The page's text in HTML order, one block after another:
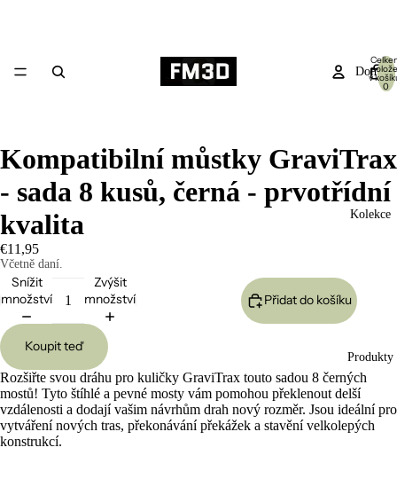
Domů
Kolekce
Produkty
v
0
Otevřít
Kompatibilní můstky GraviTrax
- sada 8 kusů, černá - prvotřídní
kvalita
€11,95
Včetně daní.
Snížit
množství
Zvýšit
množství
Přidat do košíku
Koupit teď
Rozšiřte svou dráhu pro kuličky GraviTrax touto sadou 8 černých
mostů! Tyto štíhlé a pevné mosty vám pomohou překlenout delší
vzdálenosti a dodají vašim návrhům drah nový rozměr. Jsou ideální pro
vytváření nových tras, překonávání překážek a stavění velkolepých
konstrukcí.